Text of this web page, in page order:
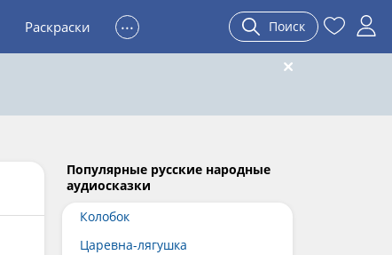
Раскраски ... Поиск
Популярные русские народные
аудиосказки
Колобок
Царевна-лягушка